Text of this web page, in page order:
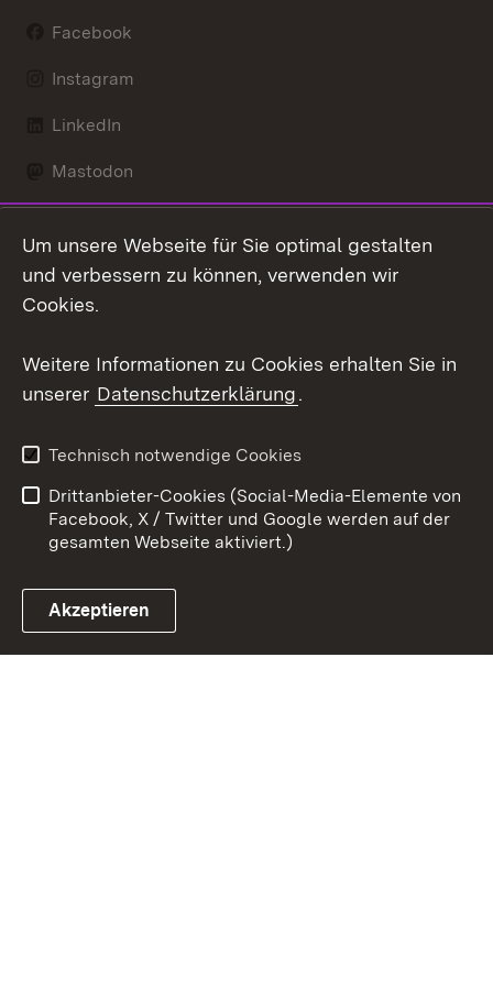
Facebook
Instagram
LinkedIn
Mastodon
X / Twitter
Youtube
Link zum Landesportal
Kontakt
Datenschutz
Barrierefreiheit
Impressum Cookies
Um unsere Webseite für Sie optimal gestalten
und verbessern zu können, verwenden wir
Cookies.
Weitere Informationen zu Cookies erhalten Sie in
unserer Datenschutzerklärung.
Technisch notwendige Cookies
Drittanbieter-Cookies (Social-Media-Elemente von
Facebook, X / Twitter und Google werden auf der
gesamten Webseite aktiviert.)
Akzeptieren